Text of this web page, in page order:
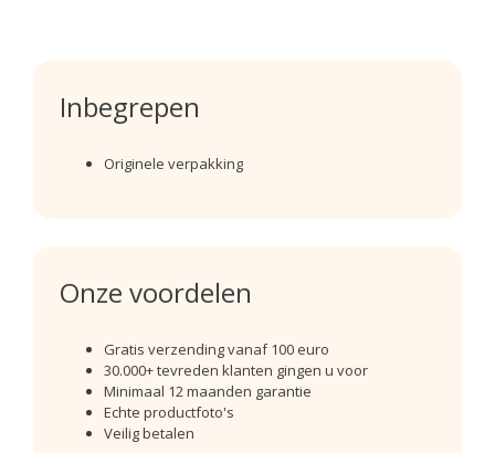
Inbegrepen
Originele verpakking
Onze voordelen
Gratis verzending vanaf 100 euro
30.000+ tevreden klanten gingen u voor
Minimaal 12 maanden garantie
Echte productfoto's
Veilig betalen